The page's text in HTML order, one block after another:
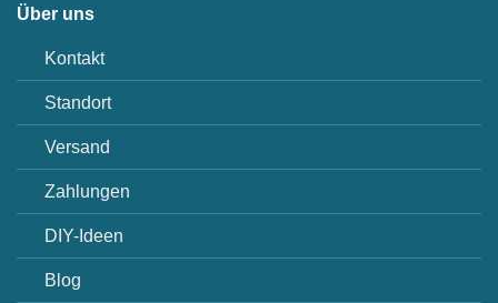
Über uns
Kontakt
Standort
Versand
Zahlungen
DIY-Ideen
Blog